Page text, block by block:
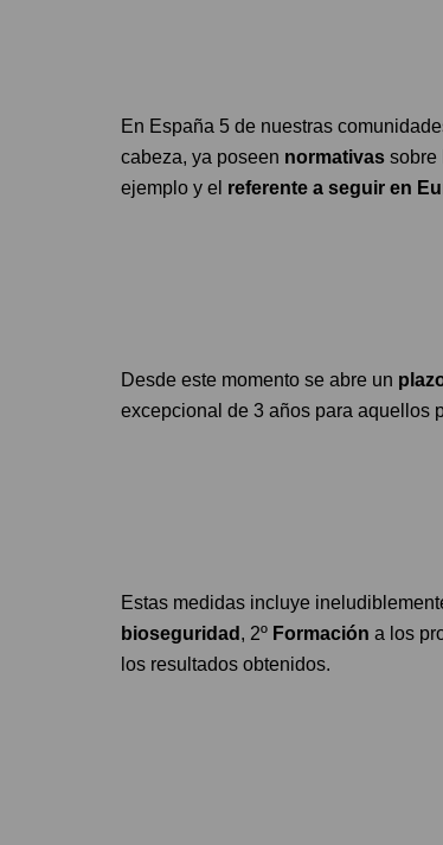
En España 5 de nuestras
cabeza, ya poseen normativas sobre
ejemplo y el referente a seguir en
Desde este momento se abre un
excepcional de 3 años para aquellos
Estas medidas incluye
bioseguridad , 2º Formación a los
los resultados obtenidos.